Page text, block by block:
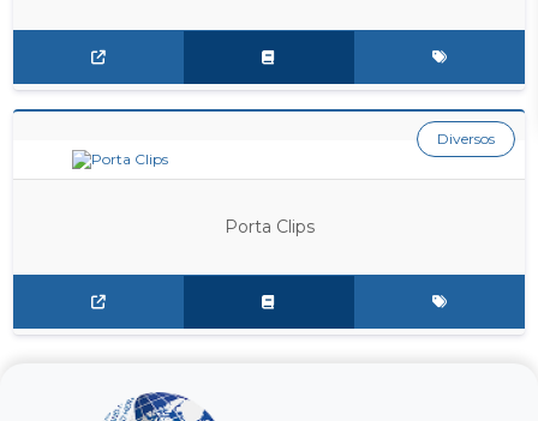
Porta Clips
Diversos